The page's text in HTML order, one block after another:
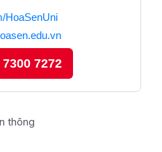
HoaSenUni
7272
thông